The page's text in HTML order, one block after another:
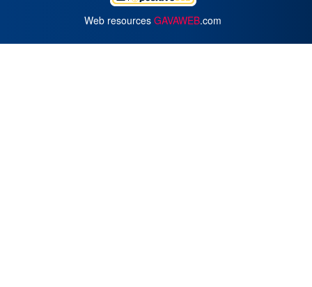
Web resources GAVAWEB.com